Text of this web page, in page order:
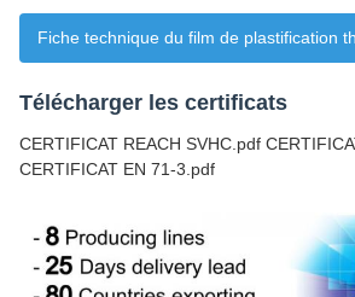
Fiche technique du film de plastification
Télécharger les certificats
CERTIFICAT REACH SVHC.pdf
CERTIFICAT EN 71-3.pdf